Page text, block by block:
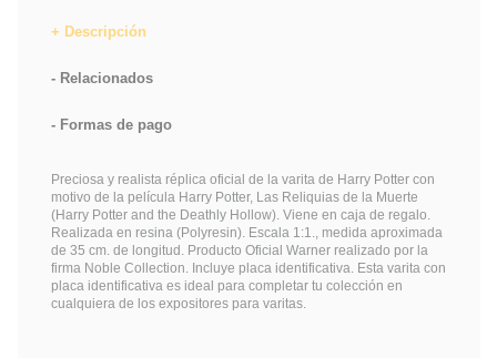
Descripción
Relacionados
Formas de pago
Preciosa y realista réplica oficial de la varita de Harry Potter con
motivo de la película Harry Potter, Las Reliquias de la Muerte
(Harry Potter and the Deathly Hollow). Viene en caja de regalo.
Realizada en resina (Polyresin). Escala 1:1., medida aproximada
de 35 cm. de longitud. Producto Oficial Warner realizado por la
firma Noble Collection. Incluye placa identificativa. Esta varita con
placa identificativa es ideal para completar tu colección en
cualquiera de los expositores para varitas.